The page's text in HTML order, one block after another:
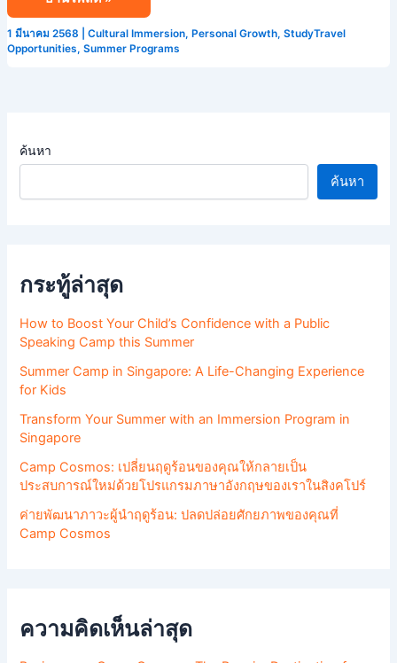
ฤดู
ที่
สิงคโปร์
1 มีนาคม 2568 Cultural Immersion, Personal Growth, StudyTravel
Opportunities, Summer Programs
ค้นหา
ค้นหา
กระทู้ล่าสุด
How to Boost Your Child’s Confidence with a Public
Speaking Camp this Summer
Summer Camp in Singapore: A Life-Changing Experience
for Kids
Transform Your Summer with an Immersion Program in
Singapore
Camp Cosmos: เปลี่ยนฤดูร้อนของคุณให้กลายเป็น
ประสบการณ์ใหม่ด้วยโปรแกรมภาษาอังกฤษของเราในสิงคโปร์
ค่ายพัฒนาภาวะผู้นำฤดูร้อน: ปลดปล่อยศักยภาพของคุณที่
Camp Cosmos
ความคิดเห็นล่าสุด